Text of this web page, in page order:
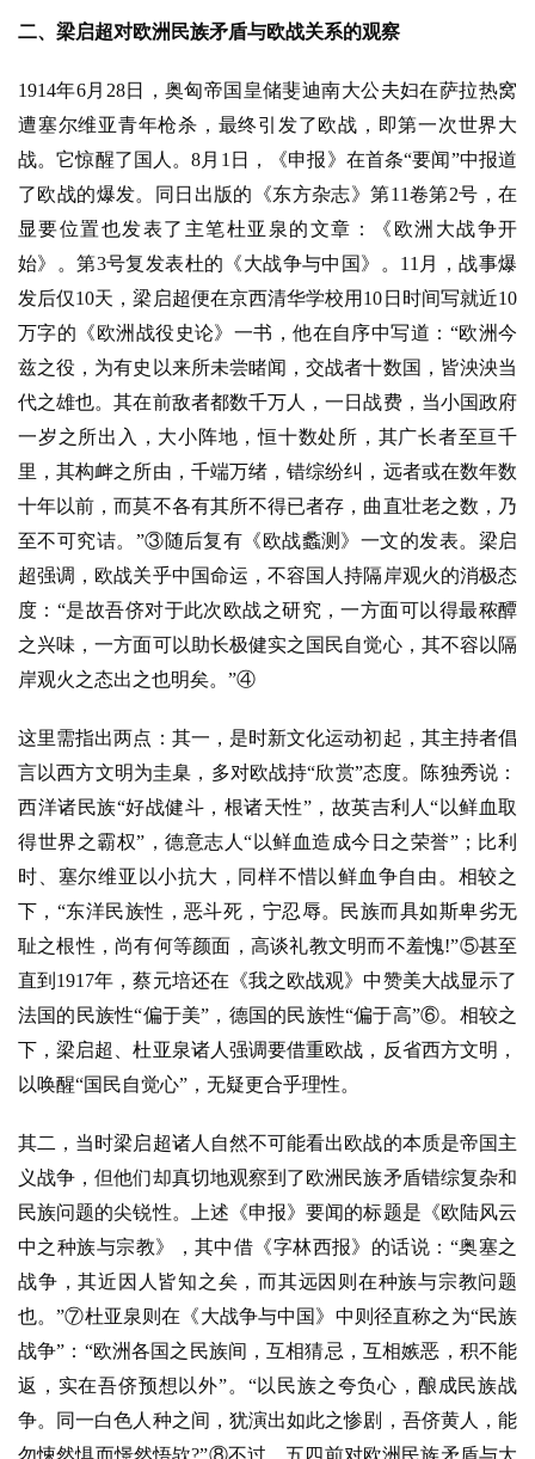
二、梁启超对欧洲民族矛盾与欧战关系的观察
1914年6月28日，奥匈帝国皇储斐迪南大公夫妇在萨拉热窝
遭塞尔维亚青年枪杀，最终引发了欧战，即第一次世界大
战。它惊醒了国人。8月1日，《申报》在首条“要闻”中报道
了欧战的爆发。同日出版的《东方杂志》第11卷第2号，在
显要位置也发表了主笔杜亚泉的文章：《欧洲大战争开
始》。第3号复发表杜的《大战争与中国》。11月，战事爆
发后仅10天，梁启超便在京西清华学校用10日时间写就近10
万字的《欧洲战役史论》一书，他在自序中写道：“欧洲今
兹之役，为有史以来所未尝睹闻，交战者十数国，皆泱泱当
代之雄也。其在前敌者都数千万人，一日战费，当小国政府
一岁之所出入，大小阵地，恒十数处所，其广长者至亘千
里，其构衅之所由，千端万绪，错综纷纠，远者或在数年数
十年以前，而莫不各有其所不得已者存，曲直壮老之数，乃
至不可究诘。”③随后复有《欧战蠡测》一文的发表。梁启
超强调，欧战关乎中国命运，不容国人持隔岸观火的消极态
度：“是故吾侪对于此次欧战之研究，一方面可以得最秾醰
之兴味，一方面可以助长极健实之国民自觉心，其不容以隔
岸观火之态出之也明矣。”④
这里需指出两点：其一，是时新文化运动初起，其主持者倡
言以西方文明为圭臬，多对欧战持“欣赏”态度。陈独秀说：
西洋诸民族“好战健斗，根诸天性”，故英吉利人“以鲜血取
得世界之霸权”，德意志人“以鲜血造成今日之荣誉”；比利
时、塞尔维亚以小抗大，同样不惜以鲜血争自由。相较之
下，“东洋民族性，恶斗死，宁忍辱。民族而具如斯卑劣无
耻之根性，尚有何等颜面，高谈礼教文明而不羞愧!”⑤甚至
直到1917年，蔡元培还在《我之欧战观》中赞美大战显示了
法国的民族性“偏于美”，德国的民族性“偏于高”⑥。相较之
下，梁启超、杜亚泉诸人强调要借重欧战，反省西方文明，
以唤醒“国民自觉心”，无疑更合乎理性。
其二，当时梁启超诸人自然不可能看出欧战的本质是帝国主
义战争，但他们却真切地观察到了欧洲民族矛盾错综复杂和
民族问题的尖锐性。上述《申报》要闻的标题是《欧陆风云
中之种族与宗教》，其中借《字林西报》的话说： “奥塞之
战争，其近因人皆知之矣，而其远因则在种族与宗教问题
也。”⑦杜亚泉则在《大战争与中国》中则径直称之为“民族
战争”：“欧洲各国之民族间，互相猜忌，互相嫉恶，积不能
返，实在吾侪预想以外”。“以民族之夸负心，酿成民族战
争。同一白色人种之间，犹演出如此之惨剧，吾侪黄人，能